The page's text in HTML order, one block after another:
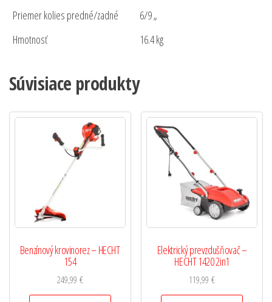
Priemer kolies predné/zadné
6/9 „
Hmotnosť
16.4 kg
Súvisiace produkty
Benzínový krovinorez – HECHT
154
249,99 €
Elektrický prevzdušňovač –
HECHT 1420 2in1
119,99€